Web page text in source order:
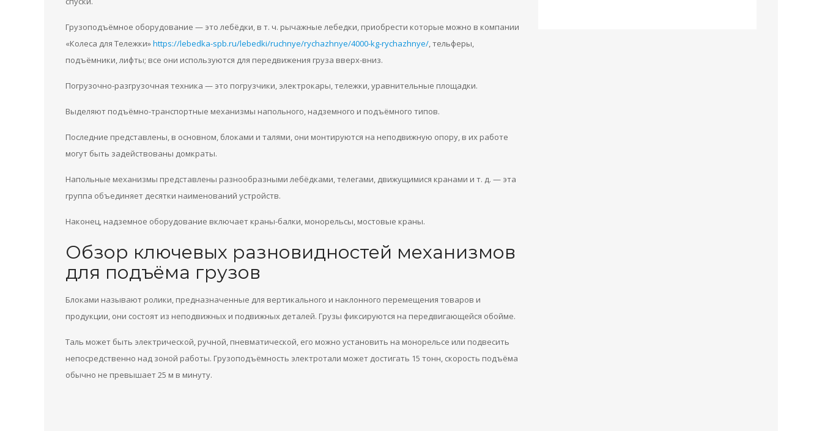
Грузоподъёмное оборудование — это лебёдки, в т. ч. рычажные лебедки, приобрести которые можно в компании
«Колеса для Тележки»https://lebedka-spb.ru/lebedki/ruchnye/rychazhnye/4000-kg-rychazhnye/, тельферы,
подъёмники, лифты; все они используются для передвижения груза вверх-вниз.
Погрузочно-разгрузочная техника — это погрузчики, электрокары, тележки, уравнительные площадки.
Выделяют подъёмно-транспортные механизмы напольного, надземного и подъёмного типов.
Последние представлены, в основном, блоками и талями, они монтируются на неподвижную опору, в их работе
могут быть задействованы домкраты.
Напольные механизмы представлены разнообразными лебёдками, телегами, движущимися кранами и т. д. — эта
группа объединяет десятки наименований устройств.
Наконец, надземное оборудование включает краны-балки, монорельсы, мостовые краны.
Обзор ключевых разновидностей механизмов
для подъёма грузов
Блоками называют ролики, предназначенные для вертикального и наклонного перемещения товаров и
продукции, они состоят из неподвижных и подвижных деталей. Грузы фиксируются на передвигающейся обойме.
Таль может быть электрической, ручной, пневматической, его можно установить на монорельсе или подвесить
непосредственно над зоной работы. Грузоподъёмность электротали может достигать 15 тонн, скорость подъёма
обычно не превышает 25 м в минуту.